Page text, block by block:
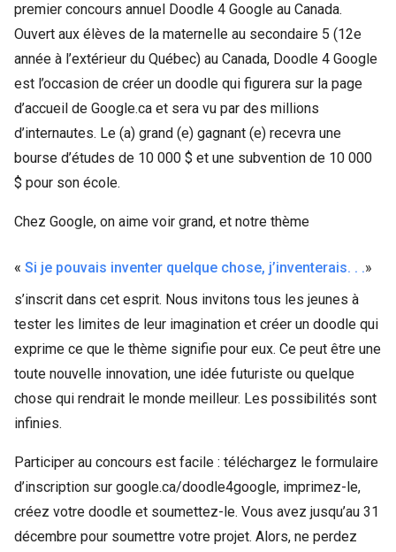
premier concours annuel Doodle 4 Google au Canada.
Ouvert aux élèves de la maternelle au secondaire 5 (12e
année à l’extérieur du Québec) au Canada, Doodle 4 Google
est l’occasion de créer un doodle qui figurera sur la page
d’accueil de Google.ca et sera vu par des millions
d’internautes. Le (a) grand (e) gagnant (e) recevra une
bourse d’études de 10 000 $ et une subvention de 10 000
$ pour son école.
Chez Google, on aime voir grand, et notre thème
« Si je pouvais inventer quelque chose, j’inventerais. . .»
s’inscrit dans cet esprit. Nous invitons tous les jeunes à
tester les limites de leur imagination et créer un doodle qui
exprime ce que le thème signifie pour eux. Ce peut être une
toute nouvelle innovation, une idée futuriste ou quelque
chose qui rendrait le monde meilleur. Les possibilités sont
infinies.
Participer au concours est facile : téléchargez le formulaire
d’inscription sur google.ca/doodle4google, imprimez-le,
créez votre doodle et soumettez-le. Vous avez jusqu’au 31
décembre pour soumettre votre projet. Alors, ne perdez